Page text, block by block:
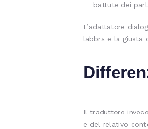
battute dei
L’adattatore
labbra e la giusta
Il traduttore
e del relativo